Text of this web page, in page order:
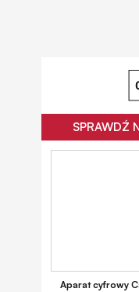
SPRAWDŹ
Aparat cyfrowy